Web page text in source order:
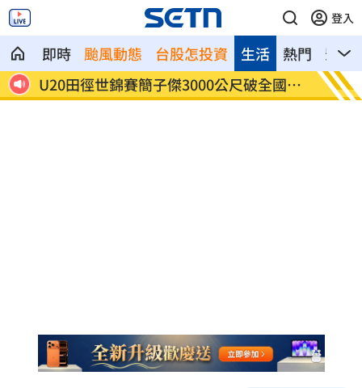
登入
即時 颱風動態 台股怎投資 熱門 影音
生活
紀
被目擊現身三總直腸科 67歲徐乃麟證實
了
南澳